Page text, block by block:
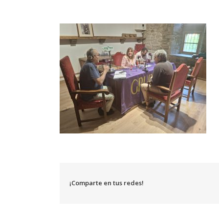
¡Comparte en tus redes!